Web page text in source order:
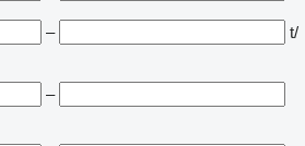
–
t/
–